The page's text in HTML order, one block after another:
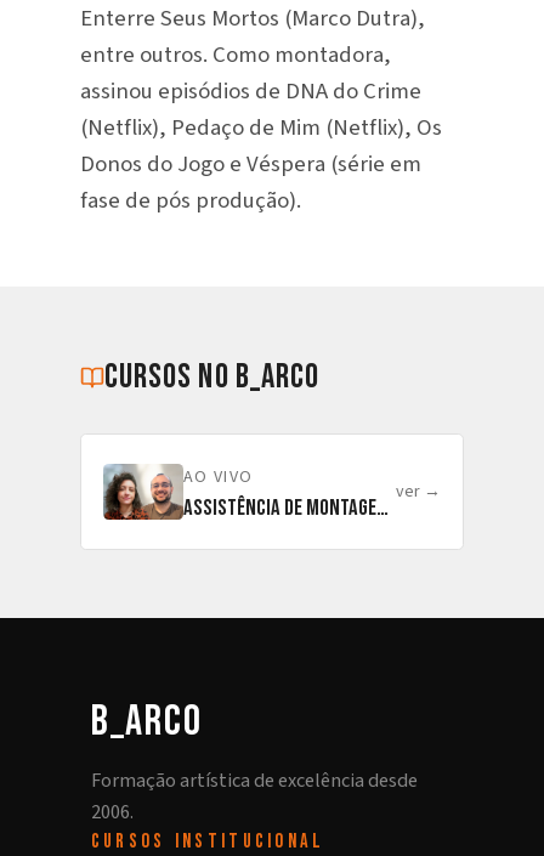
Enterre Seus Mortos (Marco Dutra),
entre outros. Como montadora,
assinou episódios de DNA do Crime
(Netflix), Pedaço de Mim (Netflix), Os
Donos do Jogo e Véspera (série em
fase de pós produção).
cursos no b_arco
AO VIVO
Assistência de Montagem em Ficção
ver →
b_arco
Formação artística de excelência desde
2006.
CURSOS INSTITUCIONAL